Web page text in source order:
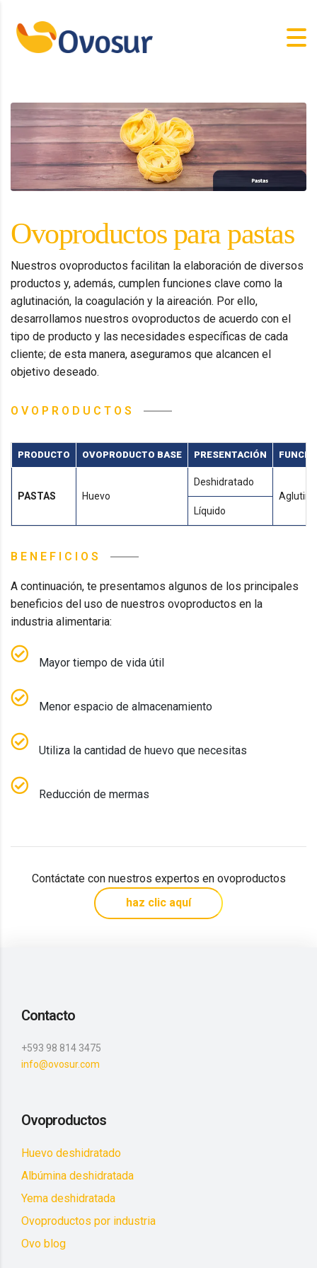
Ovoproductos para pastas
Nuestros ovoproductos facilitan la elaboración de diversos
productos y, además, cumplen funciones clave como la
aglutinación, la coagulación y la aireación. Por ello,
desarrollamos nuestros ovoproductos de acuerdo con el
tipo de producto y las necesidades específicas de cada
cliente; de esta manera, aseguramos que alcancen el
objetivo deseado.
OVOPRODUCTOS
PRODUCTO OVOPRODUCTO BASE PRESENTACIÓN
PASTAS Huevo
Deshidratado
Líquido
BENEFICIOS
A continuación, te presentamos algunos de los principales
beneficios del uso de nuestros ovoproductos en la
industria alimentaria:
Mayor tiempo de vida útil
Menor espacio de almacenamiento
Utiliza la cantidad de huevo que necesitas
Reducción de mermas
Contáctate con nuestros expertos en ovoproductos
haz clic aquí
Contacto
+593 98 814 3475
info@ovosur.com
Ovoproductos
Huevo deshidratado
Albúmina deshidratada
Yema deshidratada
Ovoproductos por industria
Ovo blog